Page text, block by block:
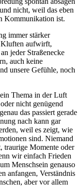
nicht, weil das eben
Kommunikation ist.
immer stärker
Kluften aufwirft,
jeder Straßenecke
auch keine
unsere Gefühle, noch
Thema in der Luft
nicht genügend
das passiert gerade
nach kann gar
weil es zeigt, wie
sind. Niemand
traurige Momente oder
wir einfach Frieden
Menschsein genauso
anfangen, Verständnis
aber vor allem